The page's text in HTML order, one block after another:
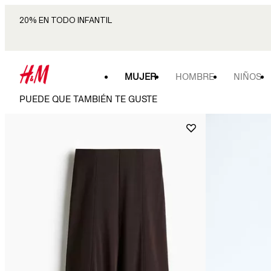
20% EN TODO INFANTIL
MUJER HOMBRE NIÑOS
PUEDE QUE TAMBIÉN TE GUSTE